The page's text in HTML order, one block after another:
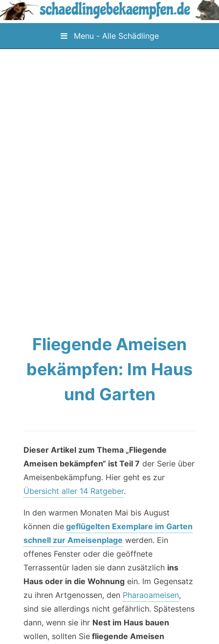
Skip
to
Menu - Alle Schädlinge
Fliegende Ameisen
bekämpfen: Im Haus
und Garten
Dieser Artikel zum Thema „Fliegende
Ameisen bekämpfen“ ist Teil 7 der Serie über
Ameisenbekämpfung. Hier geht es zur
Übersicht aller 14 Ratgeber.
In den warmen Monaten Mai bis August
können die geflügelten Exemplare im Garten
schnell zur Ameisenplage werden. Ein
offenes Fenster oder die geöffnete
Terrassentür laden sie dann zusätzlich ins
Haus oder in die Wohnung ein. Im Gegensatz
zu ihren Artgenossen, den Pharaoameisen,
sind sie allerdings nicht gefährlich. Spätestens
dann, wenn sie ihr Nest im Haus bauen
wollen, sollten Sie fliegende Ameisen